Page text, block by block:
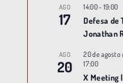
AGO
17
14:00- 19:00
Defesa de
Jonathan
AGO
20
20 de agosto
17:00
X Meeting